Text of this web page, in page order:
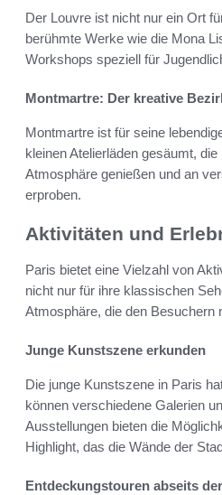
Der Louvre ist nicht nur ein Ort
berühmte Werke wie die Mona
Workshops speziell für
Montmartre: Der kreative
Montmartre ist für seine
kleinen Atelierläden gesäumt, die
Atmosphäre genießen und an
erproben.
Aktivitäten und
Paris bietet eine Vielzahl von
nicht nur für ihre klassischen
Atmosphäre, die den Besuchern
Junge Kunstszene erkunden
Die junge Kunstszene in Paris
können verschiedene Galerien
Ausstellungen bieten die
Highlight, das die Wände der
Entdeckungstouren abseits